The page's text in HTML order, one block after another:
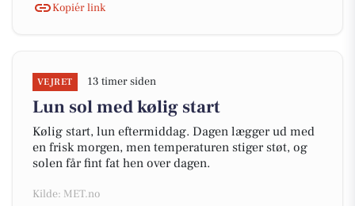
Kopiér link
VEJRET 13 timer siden
Lun sol med kølig start
Kølig start, lun eftermiddag. Dagen lægger ud med
en frisk morgen, men temperaturen stiger støt, og
solen får fint fat hen over dagen.
Kilde: MET.no